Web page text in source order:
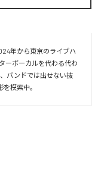
年から東京のライブハ
ーボーカルを代わる代わ
バンドでは出せない抜
模索中。